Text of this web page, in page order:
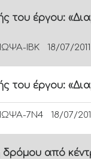
του έργου:
ΙΒΚ 18/07/2011
του έργου:
7Ν4 18/07/
από